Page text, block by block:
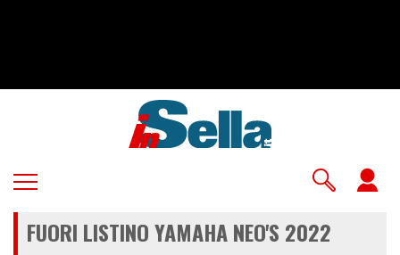
FUORI LISTINO YAMAHA NEO'S 2022